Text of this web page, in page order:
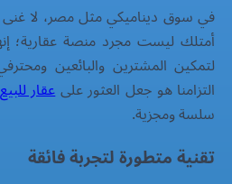
في سوق ديناميكي مثل مصر، لا
أمتلكليست مجرد منصة عقارية؛
لتمكين المشترين والبائعين
التزامنا هو جعل العثور علىعقار
سلسة ومجزية.
تقنية متطورة لتجربة فائقة